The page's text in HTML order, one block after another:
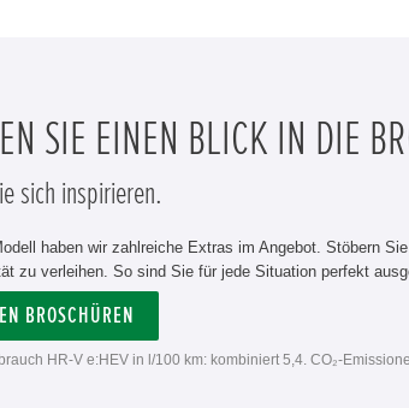
SIE EINEN BLICK IN DIE
sich inspirieren.
haben wir zahlreiche Extras im Angebot. Stöbern
zu verleihen. So sind Sie für jede Situation perfekt
BROSCHÜREN
HR-V e:HEV in l/100 km: kombiniert 5,4. CO₂-